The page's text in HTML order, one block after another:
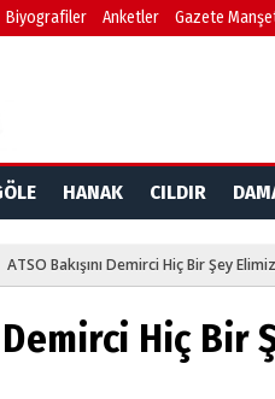
Biyografiler Anketler Gazete
HANAK CILDIR
ATSO Bakışını Demirci Hiç Bir Şey
Demirci Hiç